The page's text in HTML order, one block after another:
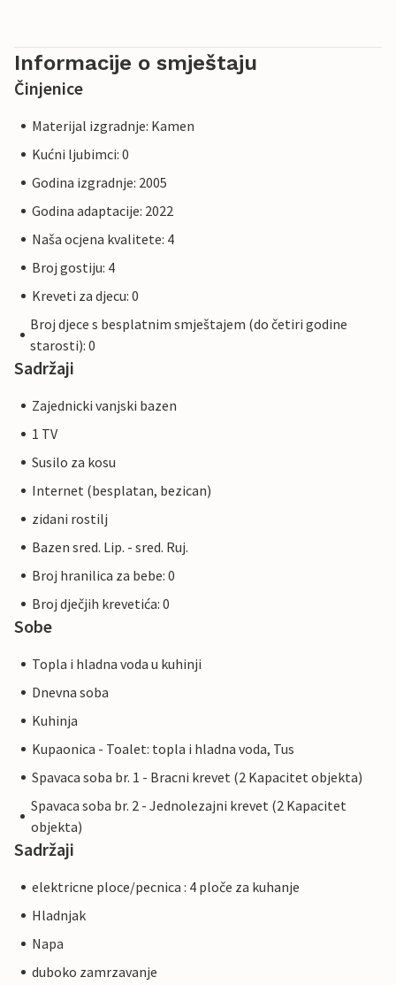
Informacije o smještaju
Činjenice
Materijal izgradnje: Kamen
Kućni ljubimci: 0
Godina izgradnje: 2005
Godina adaptacije: 2022
Naša ocjena kvalitete: 4
Broj gostiju: 4
Kreveti za djecu: 0
Broj djece s besplatnim smještajem (do četiri godine
starosti): 0
Sadržaji
Zajednicki vanjski bazen
1 TV
Susilo za kosu
Internet (besplatan, bezican)
zidani rostilj
Bazen sred. Lip. - sred. Ruj.
Broj hranilica za bebe: 0
Broj dječjih krevetića: 0
Sobe
Topla i hladna voda u kuhinji
Dnevna soba
Kuhinja
Kupaonica - Toalet: topla i hladna voda, Tus
Spavaca soba br. 1 - Bracni krevet (2 Kapacitet objekta)
Spavaca soba br. 2 - Jednolezajni krevet (2 Kapacitet
objekta)
Sadržaji
elektricne ploce/pecnica : 4 ploče za kuhanje
Hladnjak
Napa
duboko zamrzavanje